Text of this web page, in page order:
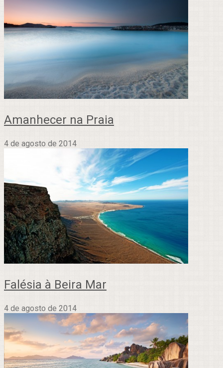
Amanhecer na Praia
4 de agosto de 2014
Falésia à Beira Mar
4 de agosto de 2014